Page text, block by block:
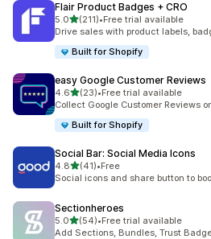
Flair Product Badges + CRO
5.05つ星中
(211)
合計レビュー数：211件
•Free trial available
Drive sales with product labels,
Built for Shopify
easy Google Customer Reviews
4.65つ星中
(23)
合計レビュー数：23件
•Free trial available
Collect Google Customer Reviews
Built for Shopify
Social Bar: Social Media Icons
4.85つ星中
(41)
合計レビュー数：41件
•Free
Social icons and share button to
Sectionheroes
5.05つ星中
(54)
合計レビュー数：54件
•Free trial available
Add Sections, Bundles, Trust